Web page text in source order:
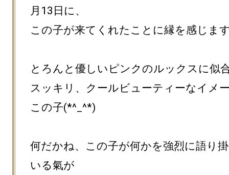
月13日に、
この子が来てくれたことに縁を感じま
とろんと優しいピンクのルックスに似
スッキリ、クールビューティーなイメ
この子(*^_^*)
何だかね、この子が何かを強烈に語り
いる氣が